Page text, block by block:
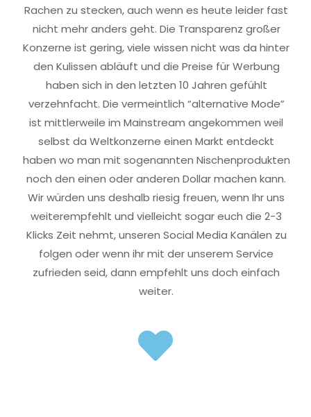
Rachen zu stecken, auch wenn es heute leider fast
nicht mehr anders geht. Die Transparenz großer
Konzerne ist gering, viele wissen nicht was da hinter
den Kulissen abläuft und die Preise für Werbung
haben sich in den letzten 10 Jahren gefühlt
verzehnfacht. Die vermeintlich “alternative Mode”
ist mittlerweile im Mainstream angekommen weil
selbst da Weltkonzerne einen Markt entdeckt
haben wo man mit sogenannten Nischenprodukten
noch den einen oder anderen Dollar machen kann.
Wir würden uns deshalb riesig freuen, wenn Ihr uns
weiterempfehlt und vielleicht sogar euch die 2-3
Klicks Zeit nehmt, unseren Social Media Kanälen zu
folgen oder wenn ihr mit der unserem Service
zufrieden seid, dann empfehlt uns doch einfach
weiter.